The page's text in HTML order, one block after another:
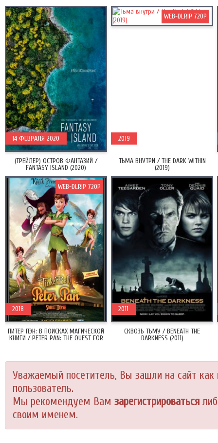
(ТРЕЙЛЕР) ОСТРОВ ФАНТАЗИЙ /
FANTASY ISLAND (2020)
14 ФЕВРАЛЯ 2020
ТЬМА ВНУТРИ / THE DARK WITHIN
(2019)
2019
WEB-DLRIP 720P
ПИТЕР ПЭН: В ПОИСКАХ МАГИЧЕСКОЙ
КНИГИ / PETER PAN: THE QUEST FOR
2018
WEB-DLRIP 720P
СКВОЗЬ ТЬМУ / BENEATH THE
DARKNESS (2011)
2011
Уважаемый посетитель, Вы зашли на сайт как
пользователь.
Мы рекомендуем Вам зарегистрироваться
своим именем.